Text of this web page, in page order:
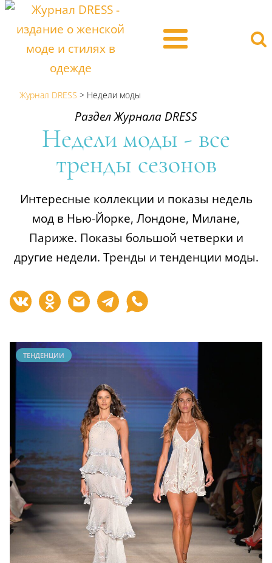
Журнал DRESS > Недели моды
Раздел Журнала DRESS
Недели моды - все
тренды сезонов
Интересные коллекции и показы недель
мод в Нью-Йорке, Лондоне, Милане,
Париже. Показы большой четверки и
другие недели. Тренды и тенденции моды.
ТЕНДЕНЦИИ